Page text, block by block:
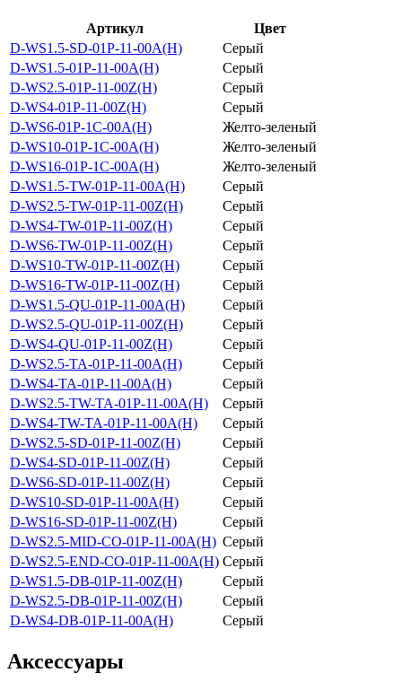
Артикул
Цвет
D-WS1.5-SD-01P-11-00A(H)
Серый
D-WS1.5-01P-11-00A(H)
Серый
D-WS2.5-01P-11-00Z(H)
Серый
D-WS4-01P-11-00Z(H)
Серый
D-WS6-01P-1C-00A(H)
Желто-зеленый
D-WS10-01P-1C-00A(H)
Желто-зеленый
D-WS16-01P-1C-00A(H)
Желто-зеленый
D-WS1.5-TW-01P-11-00A(H)
Серый
D-WS2.5-TW-01P-11-00Z(H)
Серый
D-WS4-TW-01P-11-00Z(H)
Серый
D-WS6-TW-01P-11-00Z(H)
Серый
D-WS10-TW-01P-11-00Z(H)
Серый
D-WS16-TW-01P-11-00Z(H)
Серый
D-WS1.5-QU-01P-11-00A(H)
Серый
D-WS2.5-QU-01P-11-00Z(H)
Серый
D-WS4-QU-01P-11-00Z(H)
Серый
D-WS2.5-TA-01P-11-00A(H)
Серый
D-WS4-TA-01P-11-00A(H)
Серый
D-WS2.5-TW-TA-01P-11-00A(H)
Серый
D-WS4-TW-TA-01P-11-00A(H)
Серый
D-WS2.5-SD-01P-11-00Z(H)
Серый
D-WS4-SD-01P-11-00Z(H)
Серый
D-WS6-SD-01P-11-00Z(H)
Серый
D-WS10-SD-01P-11-00A(H)
Серый
D-WS16-SD-01P-11-00Z(H)
Серый
D-WS2.5-MID-CO-01P-11-00A(H) Серый
D-WS2.5-END-CO-01P-11-00A(H) Серый
D-WS1.5-DB-01P-11-00Z(H)
Серый
D-WS2.5-DB-01P-11-00Z(H)
Серый
D-WS4-DB-01P-11-00A(H)
Серый
Аксессуары